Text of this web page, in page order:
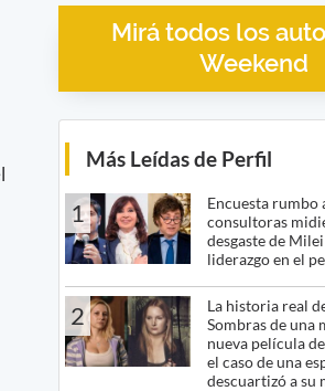
Mirá todos los
Weekend
Más Leídas de Perfil
1
Encuesta rumbo
consultoras
desgaste de
liderazgo en el
2
La historia real
Sombras de una
nueva película
el caso de una
descuartizó a su